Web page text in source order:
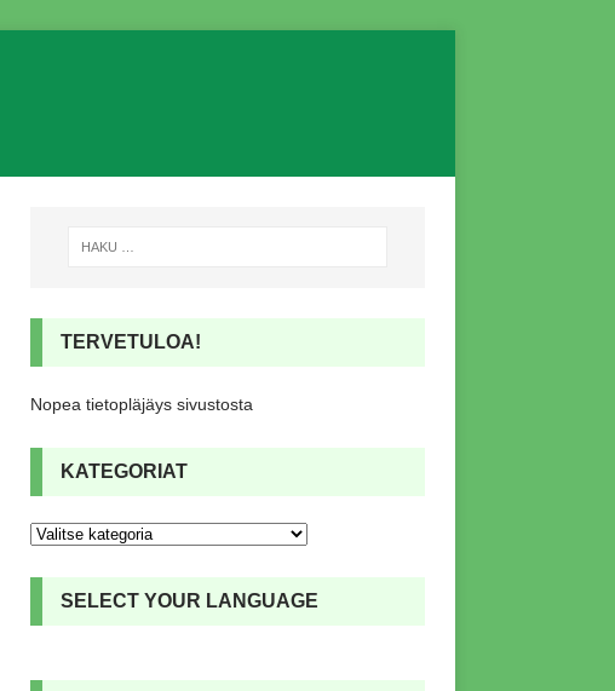
TERVETULOA!
Nopea tietopläjäys sivustosta
KATEGORIAT
SELECT YOUR LANGUAGE